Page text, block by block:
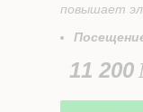
повышает
11 200